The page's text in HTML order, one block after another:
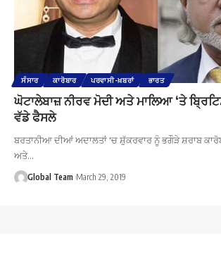
ਸੰਸਾਰ ਕਾਰੋਬਾਰ ਪਰਵਾਸੀ-ਖ਼ਬਰਾਂ ਭਾਰਤ
ਘੋਟਾਲੇਬਾਜ਼ ਨੀਰਵ ਮੋਦੀ ਅਤੇ ਮਾਲਿਆ ‘ਤੇ
ਵੱਡੇ ਫੈਸਲੇ
ਬਰਤਾਨੀਆ ਦੀਆਂ ਅਦਾਲਤਾਂ 'ਚ ਸ਼ੁੱਕਰਵਾਰ ਨੂੰ ਭਗੌੜੇ ਸ਼ਰਾਬ
ਅਤੇ…
Global Team March 29, 2019